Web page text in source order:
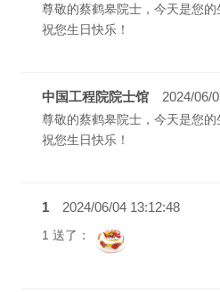
尊敬的蔡鹤皋院士，今天是您
祝您生日快乐！
中国工程院院士馆 2024/06/
尊敬的蔡鹤皋院士，今天是您
祝您生日快乐！
1 2024/06/04 13:12:48
1 送了：